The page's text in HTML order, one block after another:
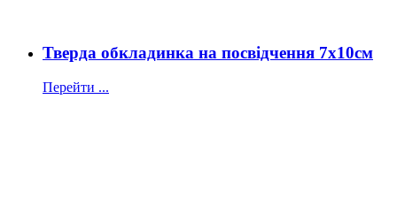
Тверда обкладинка на посвідчення 7х10см
Перейти ...